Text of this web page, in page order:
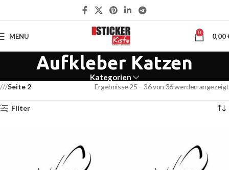
MENÜ 0 0,00
Aufkleber Katzen
Kategorien
Seite 2 Ergebnisse 25 – 36 von 36 werden angezeigt
Filter